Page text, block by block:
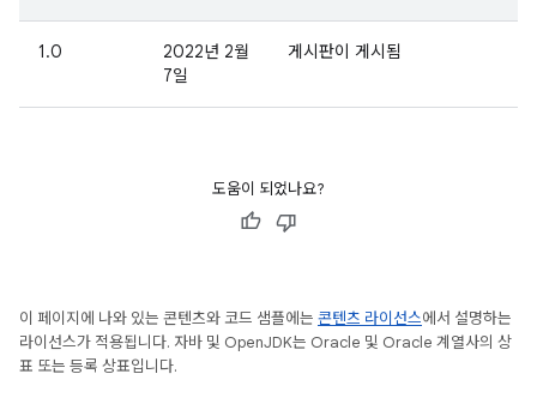
1.0
2022년 2월
7일
게시판이 게시됨
도움이 되었나요?
이 페이지에 나와 있는 콘텐츠와 코드 샘플에는 콘텐츠 라이선스에서 설명하는
라이선스가 적용됩니다. 자바 및 OpenJDK는 Oracle 및 Oracle 계열사의 상
표 또는 등록 상표입니다.